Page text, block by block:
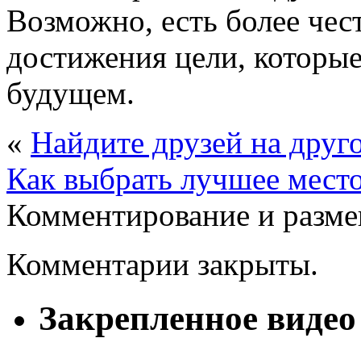
Возможно, есть более
достижения цели,
будущем.
« Найдите друзей на
Как выбрать лучшее
Комментирование и
Комментарии закрыты.
Закрепленное видео